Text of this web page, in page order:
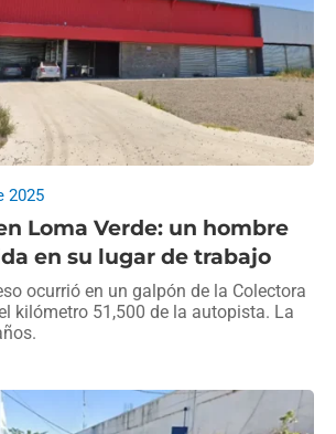
Loma Verde: un hombre
en su lugar de trabajo
2025
ocurrió en un galpón de la Colectora
kilómetro 51,500 de la autopista. La